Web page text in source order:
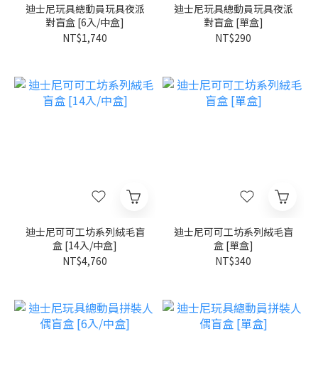
迪士尼玩具總動員玩具夜派
對盲盒 [6入/中盒]
NT$1,740
迪士尼玩具總動員玩具夜派
對盲盒 [單盒]
NT$290
迪士尼可可工坊系列絨毛盲
盒 [14入/中盒]
NT$4,760
迪士尼可可工坊系列絨毛盲
盒 [單盒]
NT$340